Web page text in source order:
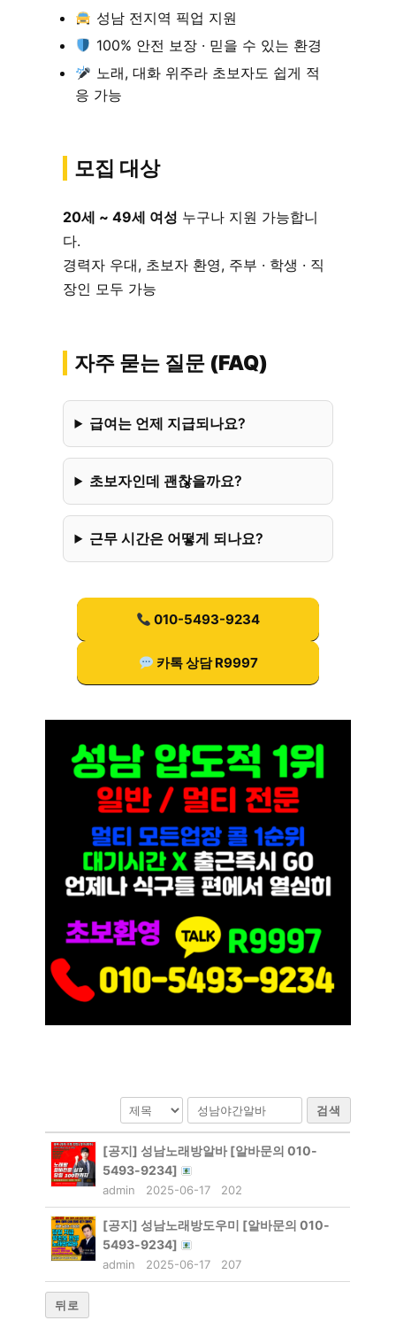
성남 전지역 픽업 지원
100% 안전 보장 · 믿을 수 있는 환경
노래, 대화 위주라 초보자도 쉽게 적
응 가능
모집 대상
20세 ~ 49세 여성 누구나 지원 가능합니
다.
경력자 우대, 초보자 환영, 주부 · 학생 · 직
장인 모두 가능
자주 묻는 질문 (FAQ)
급여는 언제 지급되나요?
초보자인데 괜찮을까요?
근무 시간은 어떻게 되나요?
010-5493-9234
카톡 상담 R9997
검색
[공지]성남노래방알바 [알바문의 010-
5493-9234]
admin 2025-06-17 202
[공지]성남노래방도우미 [알바문의 010-
5493-9234]
admin 2025-06-17 207
뒤로